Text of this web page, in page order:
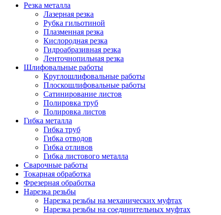
Резка металла
Лазерная резка
Рубка гильотиной
Плазменная резка
Кислородная резка
Гидроабразивная резка
Ленточнопильная резка
Шлифовальные работы
Круглошлифовальные работы
Плоскошлифовальные работы
Сатинирование листов
Полировка труб
Полировка листов
Гибка металла
Гибка труб
Гибка отводов
Гибка отливов
Гибка листового металла
Сварочные работы
Токарная обработка
Фрезерная обработка
Нарезка резьбы
Нарезка резьбы на механических муфтах
Нарезка резьбы на соединительных муфтах